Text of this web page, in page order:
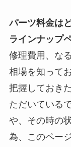
パーツ料金は
ラインナップ
修理費用、な
相場を知って
把握しておき
ただいている
や、その時の
為、このペー